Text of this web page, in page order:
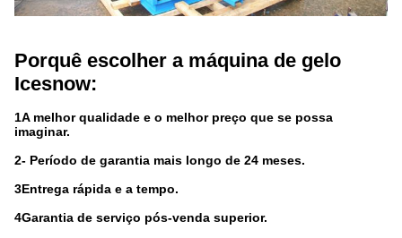
Porquê escolher a máquina de gelo
Icesnow:
1A melhor qualidade e o melhor preço que se possa
imaginar.
2- Período de garantia mais longo de 24 meses.
3Entrega rápida e a tempo.
4Garantia de serviço pós-venda superior.